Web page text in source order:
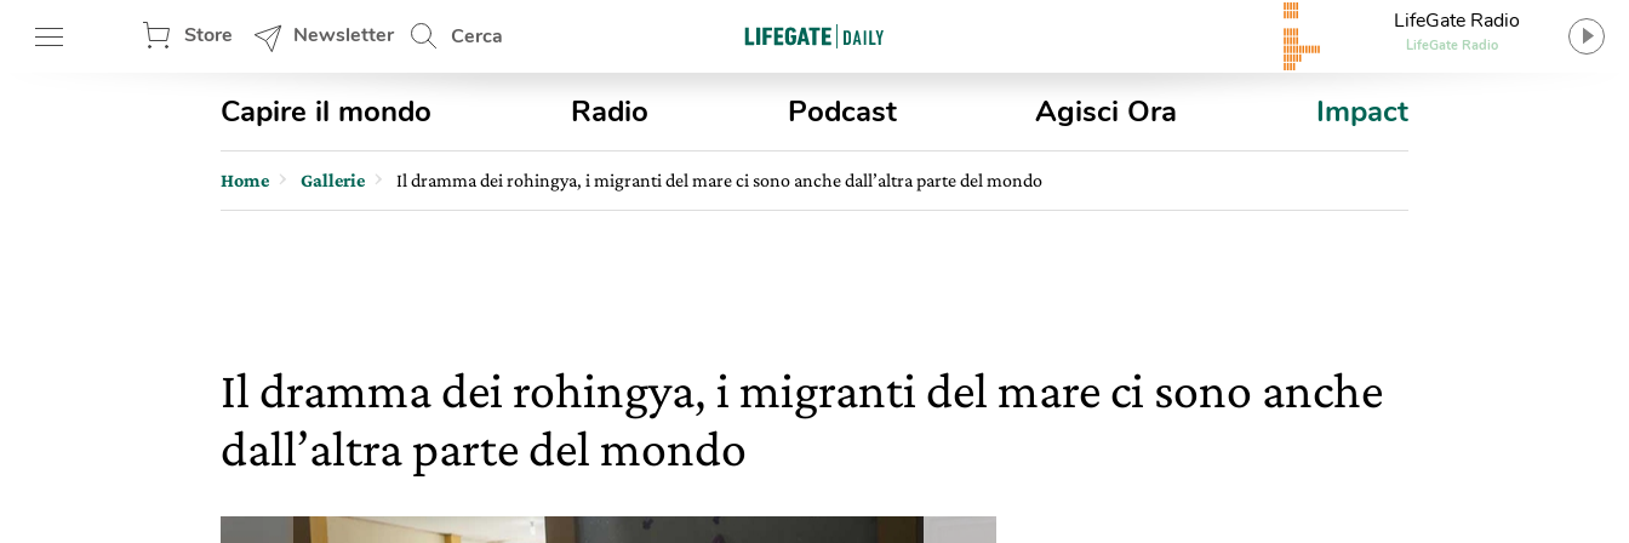
Store Newsletter Cerca
LifeGate Radio
LifeGate Radio
Capire il mondo Radio Podcast Agisci Ora Impact
Home Gallerie Il dramma dei rohingya, i migranti del mare ci sono anche dall’altra parte del mondo
Il dramma dei rohingya, i migranti del mare ci sono anche
dall’altra parte del mondo